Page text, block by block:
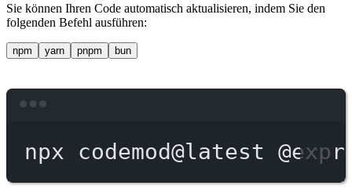
Sie können Ihren Code automatisch aktualisieren, indem Sie den
folgenden Befehl ausführen:
npm yarn pnpm bun
npx codemod@latest